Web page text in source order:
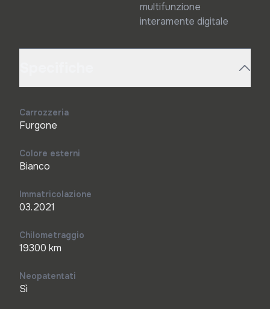
multifunzione
interamente digitale
Carrozzeria
Furgone
Colore esterni
Bianco
Immatricolazione
03.2021
Chilometraggio
19300 km
Neopatentati
Sì